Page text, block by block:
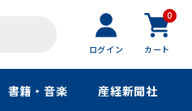
ログイン
0
カート
書籍・音楽 産経新聞社